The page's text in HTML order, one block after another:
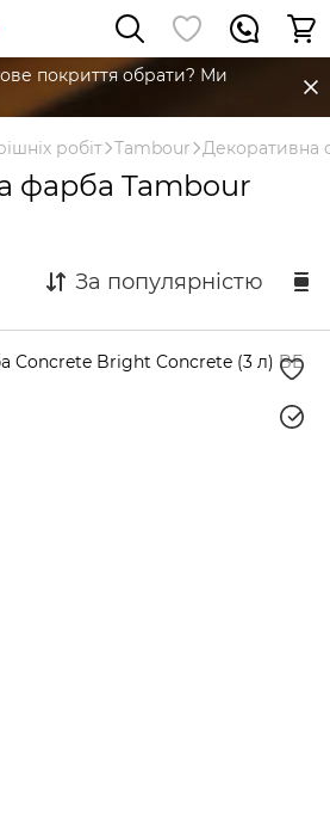
покриття обрати? Ми
робіт Tambour Декоративна
фарба Tambour
За популярністю